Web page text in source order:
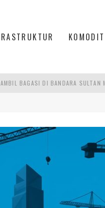
DI KAWASAN MEGAMAS, MANADO
LAUT DI TEPI KAWASAN MEGAMAS,
BAGASI DI BANDARA